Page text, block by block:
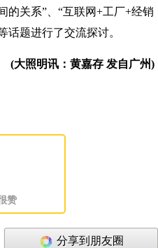
的关系”、“互联网+工厂+经销
话题进行了交流探讨。
(大照明讯：黄嘉存 发自广州)
赞
分享到朋友圈